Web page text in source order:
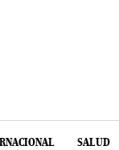
SALUD